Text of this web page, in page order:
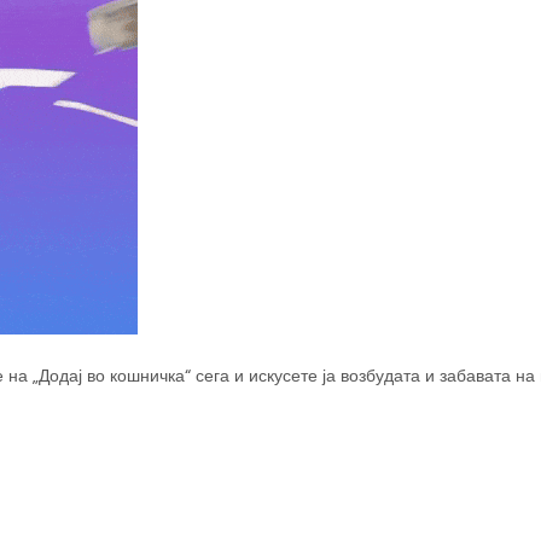
„Додај во кошничка“ сега и искусете ја возбудата и забавата